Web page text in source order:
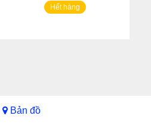
Hết hàng
Bản đồ